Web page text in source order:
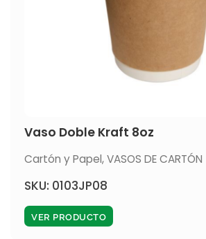
Vaso Doble Kraft 8oz
Cartón y Papel,VASOS DE CARTÓN
SKU: 0103JP08
VER PRODUCTO